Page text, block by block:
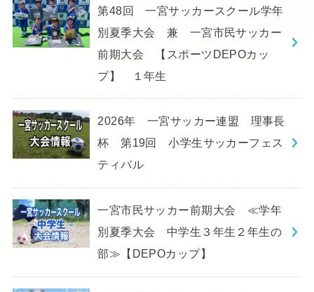
第48回 一宮サッカースクール学年
別夏季大会 兼 一宮市民サッカー
前期大会 【スポーツDEPOカッ
プ】 １年生
2026年 一宮サッカー連盟 理事長
杯 第19回 小学生サッカーフェス
ティバル
一宮市民サッカー前期大会 ≪学年
別夏季大会 中学生３年生２年生の
部≫【DEPOカップ】